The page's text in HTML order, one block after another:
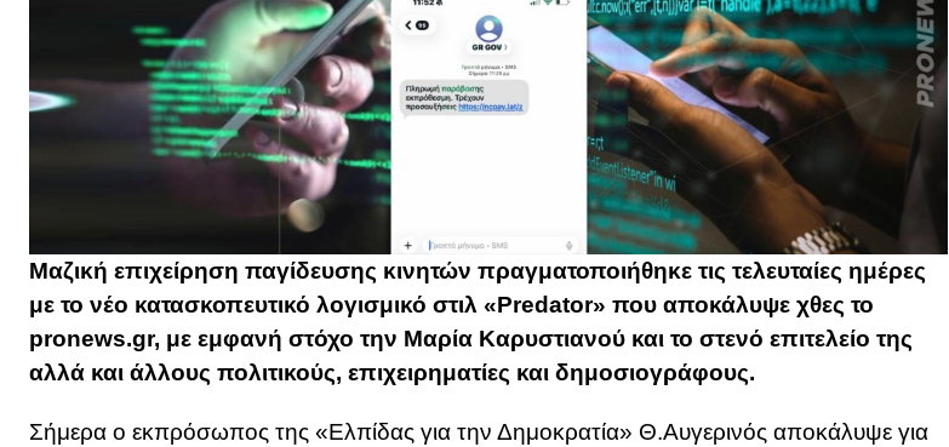
Μαζική επιχείρηση παγίδευσης κινητών πραγματοποιήθηκε τις τελευταίες ημέρες
με το νέο κατασκοπευτικό λογισμικό στιλ «Predator» που αποκάλυψε χθες το
pronews.gr, με εμφανή στόχο την Μαρία Καρυστιανού και το στενό επιτελείο της
αλλά και άλλους πολιτικούς, επιχειρηματίες και δημοσιογράφους.
Σήμερα ο εκπρόσωπος της «Ελπίδας για την Δημοκρατία» Θ.Αυγερινός αποκάλυψε για